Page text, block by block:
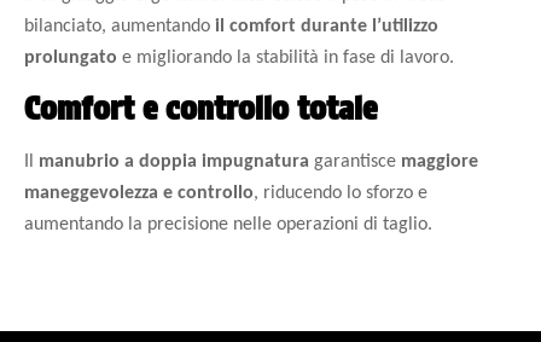
bilanciato, aumentando il comfort durante l’utilizzo
prolungato e migliorando la stabilità in fase di lavoro.
Comfort e controllo totale
Il manubrio a doppia impugnatura garantisce maggiore
maneggevolezza e controllo, riducendo lo sforzo e
aumentando la precisione nelle operazioni di taglio.